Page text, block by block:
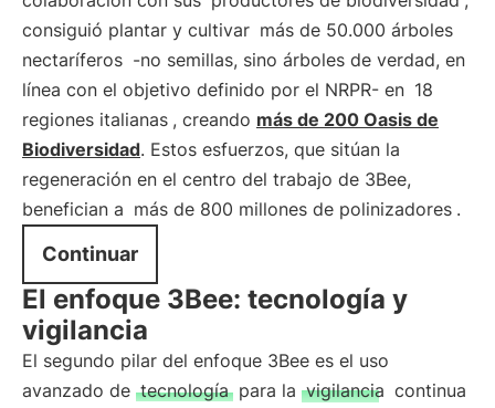
consiguió plantar y cultivar más de 50.000 árboles
nectaríferos -no semillas, sino árboles de verdad, en
línea con el objetivo definido por el NRPR- en 18
regiones italianas , creando más de 200 Oasis de
Biodiversidad. Estos esfuerzos, que sitúan la
regeneración en el centro del trabajo de 3Bee,
benefician a más de 800 millones de polinizadores .
Continuar
El enfoque 3Bee: tecnología y
vigilancia
El segundo pilar del enfoque 3Bee es el uso
avanzado de tecnología para la vigilancia continua